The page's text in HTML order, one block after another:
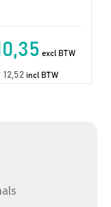
excl BTW
12,52incl BTW